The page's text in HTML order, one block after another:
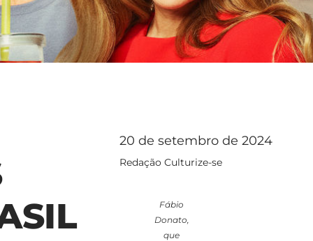
20 de setembro de 2024
Redação Culturize-se
Fábio
Donato,
que